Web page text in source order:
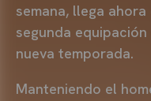
semana, llega
segunda equipación
nueva temporada.
Manteniendo el